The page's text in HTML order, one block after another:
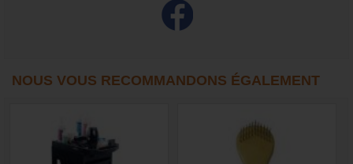
NOUS VOUS RECOMMANDONS ÉGALEMENT